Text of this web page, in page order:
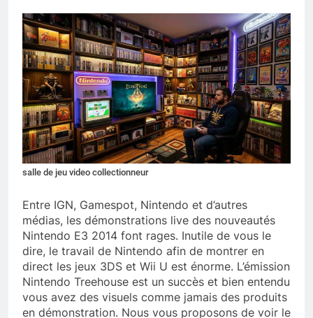
salle de jeu video collectionneur
Entre IGN, Gamespot, Nintendo et d’autres
médias, les démonstrations live des nouveautés
Nintendo E3 2014 font rages. Inutile de vous le
dire, le travail de Nintendo afin de montrer en
direct les jeux 3DS et Wii U est énorme. L’émission
Nintendo Treehouse est un succès et bien entendu
vous avez des visuels comme jamais des produits
en démonstration. Nous vous proposons de voir le